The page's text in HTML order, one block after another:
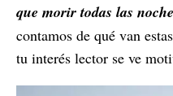
que morir todas las
contamos de qué van
tu interés lector se ve